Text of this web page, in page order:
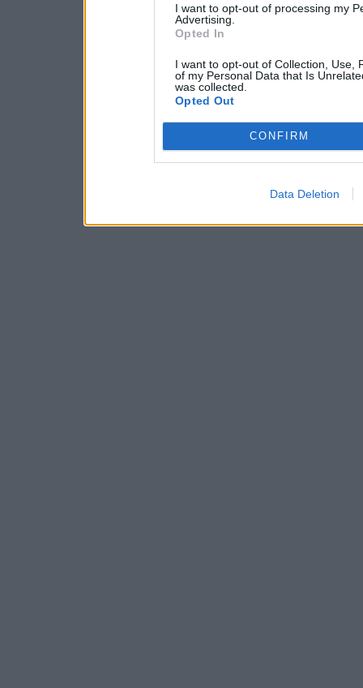
I want to opt-out of processing my
Advertising.
Opted In
I want to opt-out of Collection, Use,
of my Personal Data that Is
was collected.
Opted Out
CONFIRM
Data Deletion